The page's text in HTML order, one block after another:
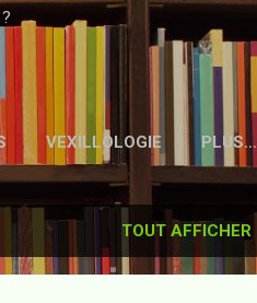
VEXILLOLOGIE PLUS…
TOUT AFFICHER